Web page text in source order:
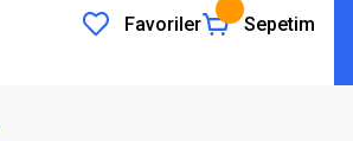
Favoriler Sepetim